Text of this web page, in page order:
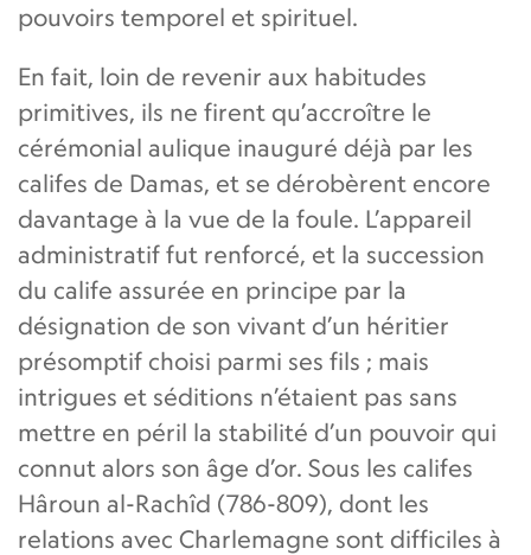
pouvoirs temporel et spirituel.
En fait, loin de revenir aux habitudes
primitives, ils ne firent qu’accroître le
cérémonial aulique inauguré déjà par les
califes de Damas, et se dérobèrent encore
davantage à la vue de la foule. L’appareil
administratif fut renforcé, et la succession
du calife assurée en principe par la
désignation de son vivant d’un héritier
présomptif choisi parmi ses fils ; mais
intrigues et séditions n’étaient pas sans
mettre en péril la stabilité d’un pouvoir qui
connut alors son âge d’or. Sous les califes
Hâroun al-Rachîd (786-809), dont les
relations avec Charlemagne sont difficiles à